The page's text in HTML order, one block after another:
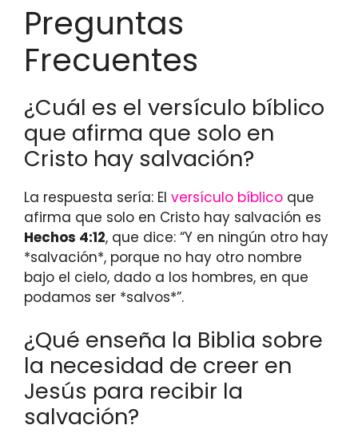
Preguntas
Frecuentes
¿Cuál es el versículo bíblico
que afirma que solo en
Cristo hay salvación?
La respuesta sería: El versículo bíblico que
afirma que solo en Cristo hay salvación es
Hechos 4:12, que dice: “Y en ningún otro hay
*salvación*, porque no hay otro nombre
bajo el cielo, dado a los hombres, en que
podamos ser *salvos*”.
¿Qué enseña la Biblia sobre
la necesidad de creer en
Jesús para recibir la
salvación?